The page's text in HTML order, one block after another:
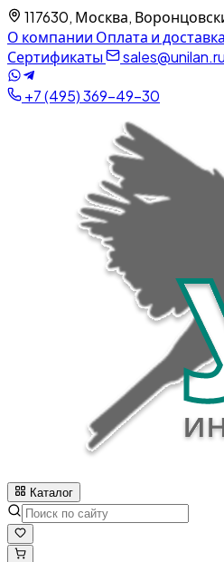
117630, Москва,
О компании Оплата и доставка
Сертификаты
sales@unilan.ru
+7 (495) 369-49-30
Каталог